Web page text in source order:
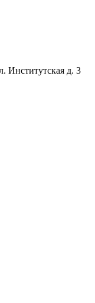
Институтская д. 3